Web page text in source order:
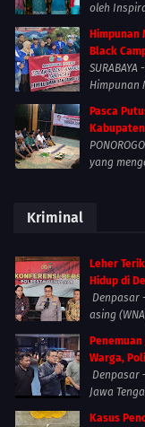
oleh
Himpunan
Black
Himpunan
Pasca
yang
Kriminal
Leher
Hidup di
Denpasar
asing
Warga,
Denpasar
Jawa
Kasus